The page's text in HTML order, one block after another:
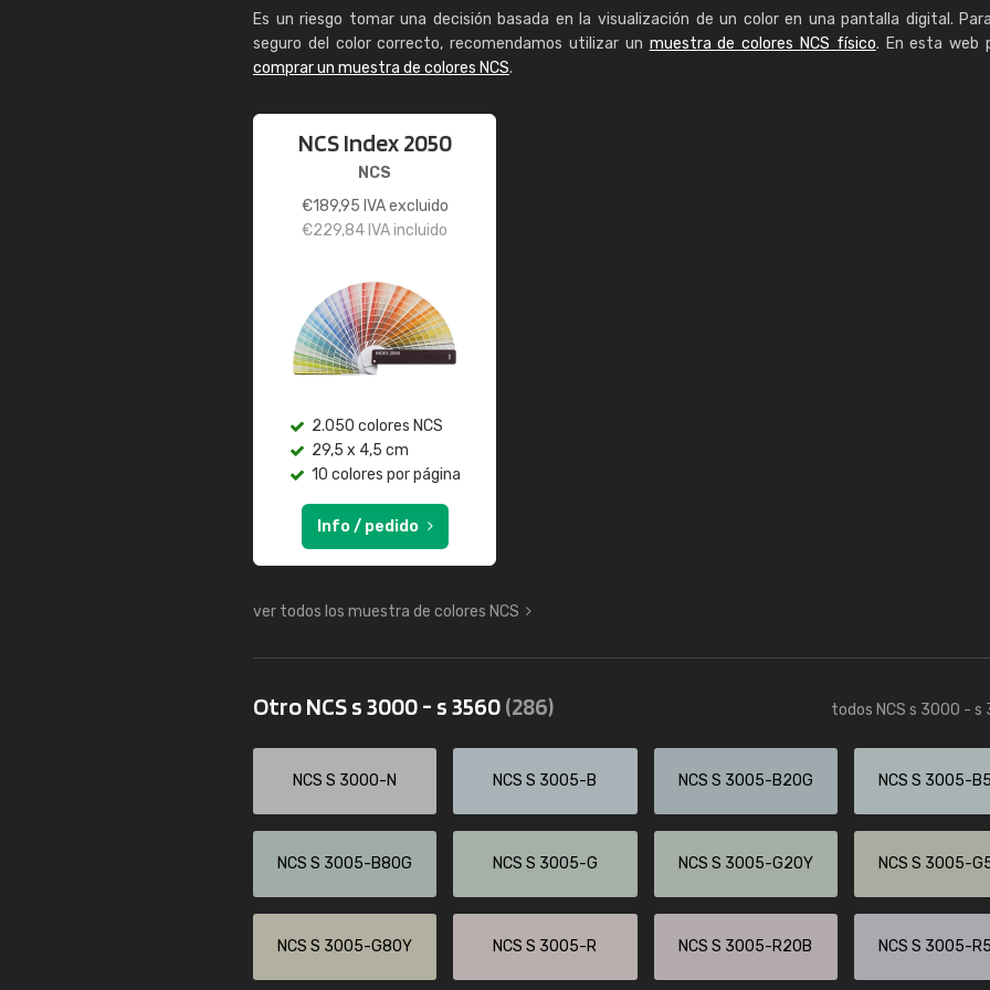
Es un riesgo tomar una decisión basada en la visualización de un color en una pantalla digital.
seguro del color correcto, recomendamos utilizar un muestra de colores NCS físico. En esta web
comprar un muestra de colores NCS.
NCS Index 2050
NCS
€189,95 IVA excluido
€229,84 IVA incluido
2.050 colores NCS
29,5 x 4,5 cm
10 colores por página
Info / pedido
ver todos los muestra de colores NCS
Otro NCS s 3000 - s 3560(286) todos NCS s 3000 - s
NCS S 3000-N NCS S 3005-B NCS S 3005-B20G NCS S 3005-
NCS S 3005-B80G NCS S 3005-G NCS S 3005-G20Y NCS S 3005-
NCS S 3005-G80Y NCS S 3005-R NCS S 3005-R20B NCS S 3005-